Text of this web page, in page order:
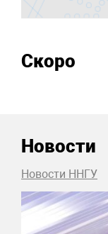
Скоро
Новости
Новости ННГУ